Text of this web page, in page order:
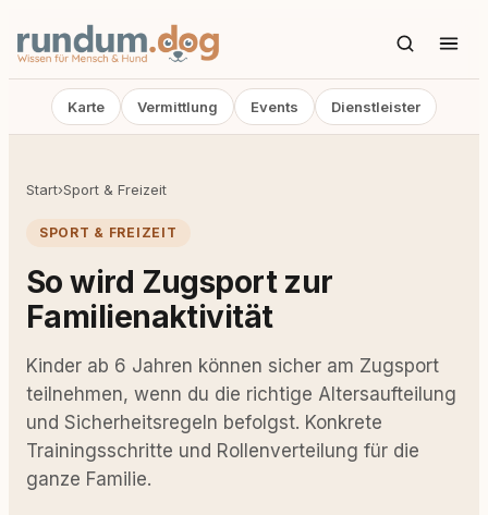
Karte Vermittlung Events Dienstleister
Start›Sport & Freizeit
SPORT & FREIZEIT
So wird Zugsport zur
Familienaktivität
Kinder ab 6 Jahren können sicher am Zugsport
teilnehmen, wenn du die richtige Altersaufteilung
und Sicherheitsregeln befolgst. Konkrete
Trainingsschritte und Rollenverteilung für die
ganze Familie.